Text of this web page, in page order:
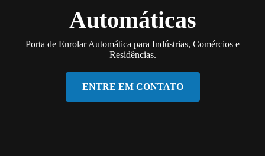
Automáticas
Porta de Enrolar Automática para Indústrias, Comércios e
Residências.
ENTRE EM CONTATO